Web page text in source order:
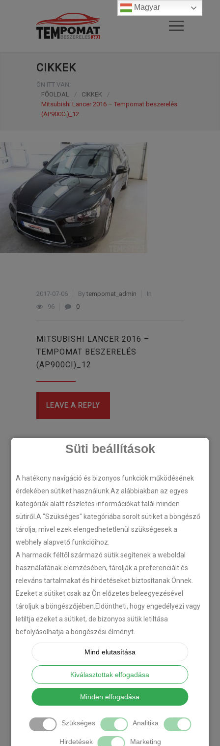
Süti beállítások
A hatékony navigáció és bizonyos funkciók működésének
érdekében sütiket használunk.Az alábbiakban az egyes
kategóriák alatt részletes információkat talál minden
sütiről.A "Szükséges" kategóriába sorolt sütiket a böngésző
tárolja, mivel ezek elengedhetetlenül szükségesek a
webhely alapvető funkcióihoz.
A harmadik féltől származó sütik segítenek a weboldal
használatának elemzésében, tárolják a preferenciáit és
releváns tartalmakat és hirdetéseket biztosítanak Önnek.
Ezeket a sütiket csak az Ön előzetes beleegyezésével
tároljuk a böngészőjében.Eldöntheti, hogy engedélyezi vagy
letiltja ezeket a sütiket, de bizonyos sütik letiltása
befolyásolhatja a böngészési élményt.
Mind elutasítása
Kiválasztottak elfogadása
Minden elfogadása
Szükséges Analitika
Hirdetések Marketing
CIKKEK
ÖN ITT VAN:
FŐOLDAL
/ CIKKEK
/
Mitsubishi Lancer 2016 – Tempomat beszerelés
(AP900Ci)_12
2017-07-06 Bytempomat_admin
In
96
0
MITSUBISHI LANCER 2016 –
TEMPOMAT BESZERELÉS
(AP900CI)_12
LEAVE A REPLY
LEGÚJABB CIKKEK
Plug’n’Play tempomat ISUZU
N-szériás teherautókhoz
Isuzu D-MAX 2006 –
Tempomat beszerelés
2018-06-12
beszerelés
2018-02-14
TEMPOMAT TEMPOMAT BESZERELÉS
Magyar